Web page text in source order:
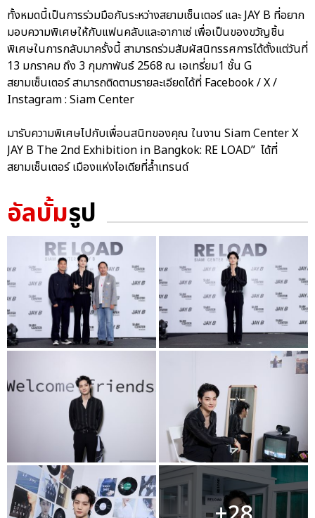
ทั้งหมดนี้เป็นการร่วมมือกันระหว่างสยามเซ็นเตอร์ และ JAY B ที่อยาก
มอบความพิเศษให้กับแฟนคลับและอากาเซ่ เพื่อเป็นของขวัญชิ้น
พิเศษในการกลับมาครั้งนี้ สามารถร่วมสัมผัสนิทรรศการได้ตั้งแต่วันที่
13 มกราคม ถึง 3 กุมภาพันธ์ 2568 ณ เอเทรี่ยม1 ชั้น G
สยามเซ็นเตอร์ สามารถติดตามรายละเอียดได้ที่ Facebook / X /
Instagram : Siam Center
มารับความพิเศษไปกับเพื่อนสนิทของคุณ ในงาน Siam Center X
JAY B The 2nd Exhibition in Bangkok: RE LOAD” ได้ที่
สยามเซ็นเตอร์ เมืองแห่งไอเดียที่ล้ำเทรนด์
อัลบั้มรูป